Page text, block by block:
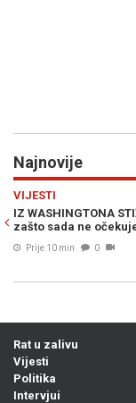
Najnovije
ZA BiH: Ivica Puljić
(VIDEO)
Rat u zalivu
Vijesti
Politika
Intervjui